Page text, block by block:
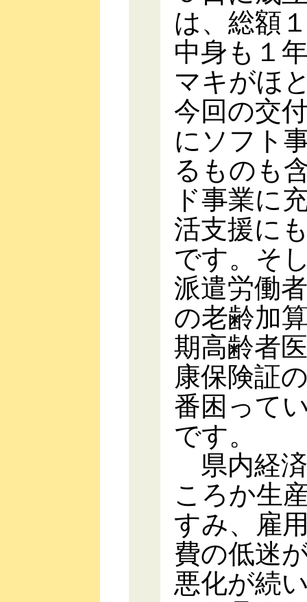
は、総額
中身も１
マキがほ
今回の交
にソフト
るものも
ド事業に
活支援に
です。そ
派遣労働
の老齢加
期高齢者
康保険証
番困って
です。
県内経
ころか生
すみ、雇
費の低迷
悪化が続